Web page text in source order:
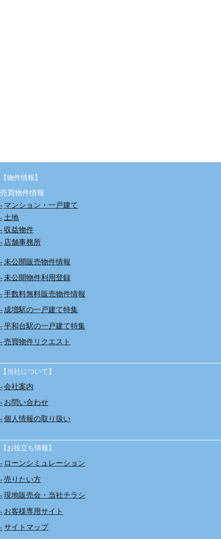
【物件情報】
売買物件情報
マンション・一戸建て
土地
収益物件
店舗事務所
未公開販売物件情報
未公開物件利用登録
手数料無料販売物件情報
成増駅の一戸建て特集
平和台駅の一戸建て特集
売買物件リクエスト
【当社について】
会社案内
お問い合わせ
個人情報の取り扱い
【お役立ち情報】
ローンシミュレーション
売りたい方
現地販売会・当社チラシ
お客様専用サイト
サイトマップ